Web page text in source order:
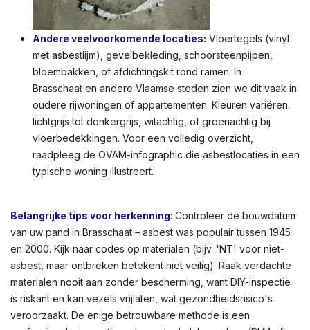
Andere veelvoorkomende locaties: Vloertegels (vinyl
met asbestlijm), gevelbekleding, schoorsteenpijpen,
bloembakken, of afdichtingskit rond ramen. In
Brasschaat en andere Vlaamse steden zien we dit vaak in
oudere rijwoningen of appartementen. Kleuren variëren:
lichtgrijs tot donkergrijs, witachtig, of groenachtig bij
vloerbedekkingen. Voor een volledig overzicht,
raadpleeg de OVAM-infographic die asbestlocaties in een
typische woning illustreert.
Belangrijke tips voor herkenning: Controleer de bouwdatum
van uw pand in Brasschaat – asbest was populair tussen 1945
en 2000. Kijk naar codes op materialen (bijv. 'NT' voor niet-
asbest, maar ontbreken betekent niet veilig). Raak verdachte
materialen nooit aan zonder bescherming, want DIY-inspectie
is riskant en kan vezels vrijlaten, wat gezondheidsrisico's
veroorzaakt. De enige betrouwbare methode is een